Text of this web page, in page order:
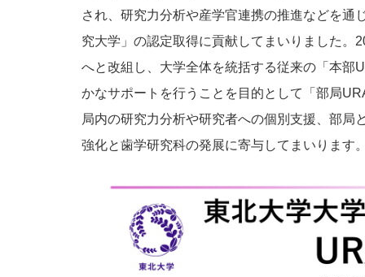
され、研究力分析や産学官連携の推進などを通
究大学」の認定取得に貢献してまいりました。
へと改組し、大学全体を統括する従来の「本部
かなサポートを行うことを目的として「部局
局内の研究力分析や研究者への個別支援、部局
強化と歯学研究科の発展に寄与してまいります